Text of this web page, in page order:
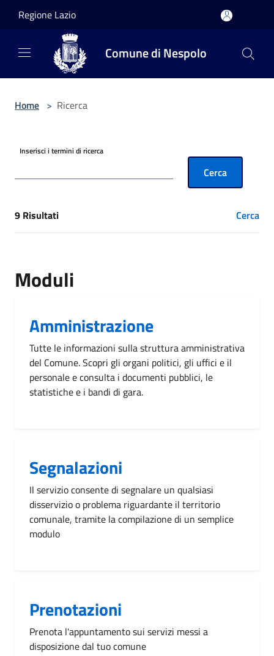
Regione Lazio
Comune di Nespolo
Home > Ricerca
Inserisci i termini di ricerca
Cerca
[results] Risultati
9 Risultati Cerca
Moduli
Amministrazione
Tutte le informazioni sulla struttura amministrativa
del Comune. Scopri gli organi politici, gli uffici e il
personale e consulta i documenti pubblici, le
statistiche e i bandi di gara.
Segnalazioni
Il servizio consente di segnalare un qualsiasi
disservizio o problema riguardante il territorio
comunale, tramite la compilazione di un semplice
modulo
Prenotazioni
Prenota l'appuntamento sui servizi messi a
disposizione dal tuo comune